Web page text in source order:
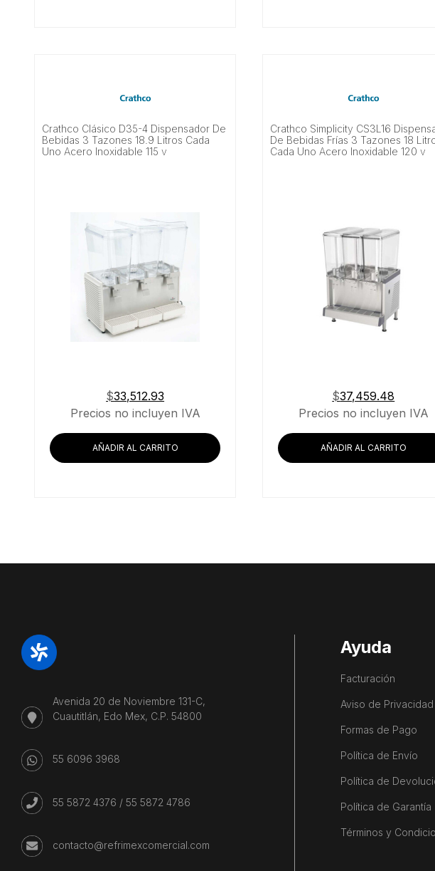
Crathco Clásico D35-4 Dispensador De
Bebidas 3 Tazones 18.9 Litros Cada
Uno Acero Inoxidable 115 v
$33,512.93
Precios no incluyen IVA
AÑADIR AL CARRITO
Crathco Simplicity CS3L16
De Bebidas Frías 3 Tazones 18
Cada Uno Acero Inoxidable 120 v
$37,459.48
Precios no incluyen IVA
AÑADIR AL CARRITO
Avenida 20 de Noviembre 131-C,
Cuautitlán, Edo Mex, C.P. 54800
55 6096 3968
55 5872 4376 / 55 5872 4786
contacto@refrimexcomercial.com
Ayuda
Facturación
Aviso de Privacidad
Formas de Pago
Política de Envío
Política de
Política de Garantía
Términos y